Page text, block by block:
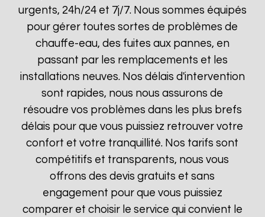
urgents, 24h/24 et 7j/7. Nous sommes équipés
pour gérer toutes sortes de problèmes de
chauffe-eau, des fuites aux pannes, en
passant par les remplacements et les
installations neuves. Nos délais d'intervention
sont rapides, nous nous assurons de
résoudre vos problèmes dans les plus brefs
délais pour que vous puissiez retrouver votre
confort et votre tranquillité. Nos tarifs sont
compétitifs et transparents, nous vous
offrons des devis gratuits et sans
engagement pour que vous puissiez
comparer et choisir le service qui convient le